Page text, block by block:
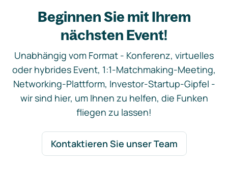
Beginnen Sie mit Ihrem
nächsten Event!
Unabhängig vom Format - Konferenz, virtuelles
oder hybrides Event, 1:1-Matchmaking-Meeting,
Networking-Plattform, Investor-Startup-Gipfel -
wir sind hier, um Ihnen zu helfen, die Funken
fliegen zu lassen!
Kontaktieren Sie unser Team